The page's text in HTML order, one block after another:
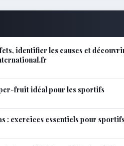
identifier les causes et
fruit idéal pour les sportifs
: exercices essentiels pour